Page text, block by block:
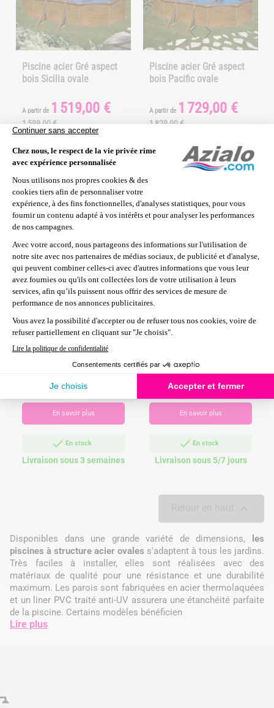
Piscine acier Gré aspect
bois Sicilia ovale
A partir de Prix
1 519,00 €Prix
1 599,00 €
Livraison sous 5/7 jours
Piscine acier Gré aspect
bois Pacific ovale
A partir de Prix
1 729,00 €Prix
1 829,00 €
En savoir plus
RESTE 1 EN STOCK-140,00 €
Piscine acier Gré aspect
bois Mauritius ovale
Prix
2 309,00 €Prix
base
2 449,00 €
En savoir plus
En stock
Livraison sous 3 semaines
bois Amazonia ovale
A partir dePrix
3 199,00 €
En savoir plus
En stock
Livraison sous 5/7 jours
Disponibles dans une grande variété de dimensions,
les
piscines à structure acier ovales s'adaptent à tous les jardins.
Très faciles à installer, elles sont réalisées avec des
matériaux de qualité pour une résistance et une durabilité
maximum. Les parois sont fabriquées en acier thermolaquées
et un liner PVC traité anti-UV assurera une étanchéité parfaite
de la piscine. Certains modèles bénéficien
Lire plus